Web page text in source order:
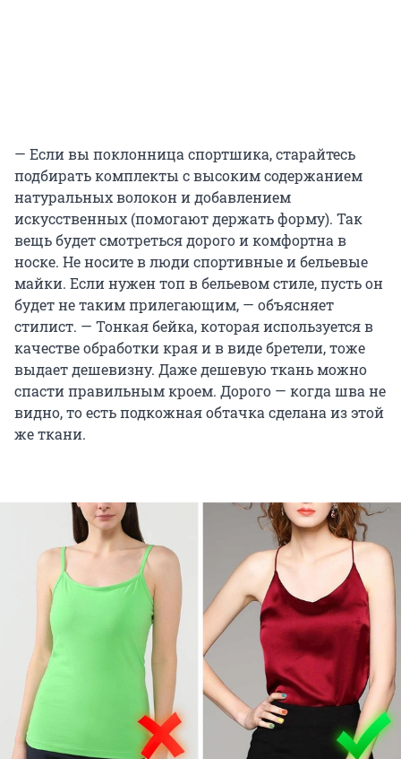
— Если вы поклонница спортшика, старайтесь
подбирать комплекты с высоким содержанием
натуральных волокон и добавлением
искусственных (помогают держать форму). Так
вещь будет смотреться дорого и комфортна в
носке. Не носите в люди спортивные и бельевые
майки. Если нужен топ в бельевом стиле, пусть он
будет не таким прилегающим, — объясняет
стилист. — Тонкая бейка, которая используется в
качестве обработки края и в виде бретели, тоже
выдает дешевизну. Даже дешевую ткань можно
спасти правильным кроем. Дорого — когда шва не
видно, то есть подкожная обтачка сделана из этой
же ткани.